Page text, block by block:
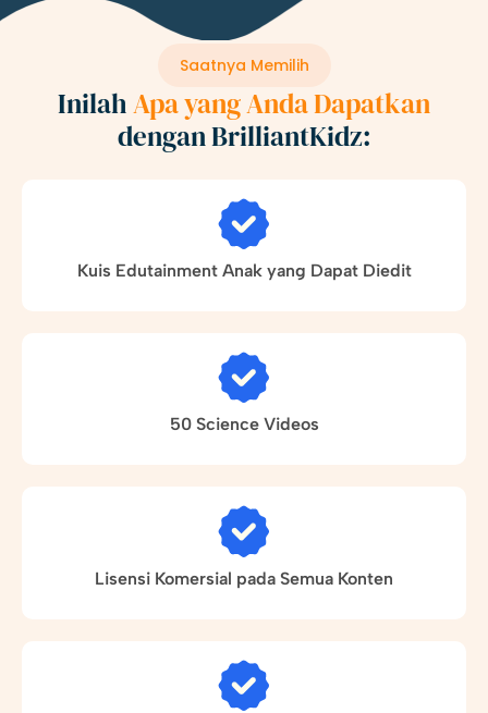
Saatnya Memilih
InilahApa yang Anda Dapatkan
dengan BrilliantKidz:
Kuis Edutainment Anak yang Dapat Diedit
50 Science Videos
Lisensi Komersial pada Semua Konten